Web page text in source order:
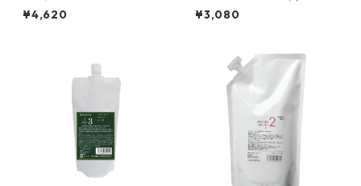
（600g）
¥4,620
g）等電点ストレート
¥3,080